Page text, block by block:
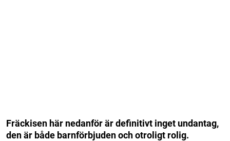
Fräckisen här nedanför är definitivt inget undantag,
den är både barnförbjuden och otroligt rolig.